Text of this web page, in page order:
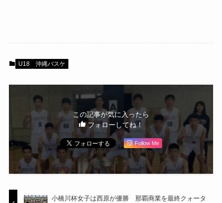
U18 沖縄バスケ
この記事が気に入ったら
フォローしてね！
Follow Me
小橋川杯女子は西原が優勝 那覇商業を最終クォータ